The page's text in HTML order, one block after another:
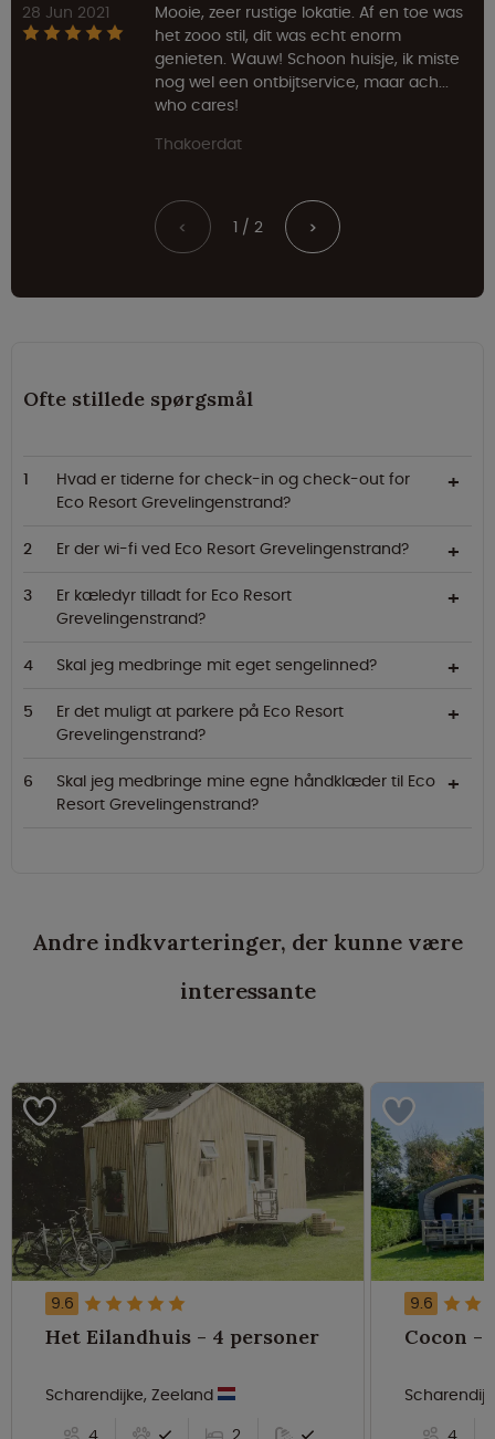
28 Jun 2021
Mooie, zeer rustige lokatie. Af en toe was
het zooo stil, dit was echt enorm
genieten. Wauw! Schoon huisje, ik miste
nog wel een ontbijtservice, maar ach...
who cares!
Thakoerdat
< 1 / 2 >
Ofte stillede spørgsmål
Hvad er tiderne for check-in og check-out for
Eco Resort Grevelingenstrand?
Er der wi-fi ved Eco Resort Grevelingenstrand?
Er kæledyr tilladt for Eco Resort
Grevelingenstrand?
Skal jeg medbringe mit eget sengelinned?
Er det muligt at parkere på Eco Resort
Grevelingenstrand?
Skal jeg medbringe mine egne håndklæder til Eco
Resort Grevelingenstrand?
Andre indkvarteringer, der kunne være
interessante
9.6
Het Eilandhuis - 4 personer
Scharendijke, Zeeland
9.6